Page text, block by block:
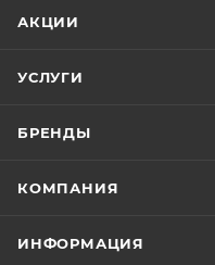
АКЦИИ
УСЛУГИ
БРЕНДЫ
КОМПАНИЯ
ИНФОРМАЦИЯ